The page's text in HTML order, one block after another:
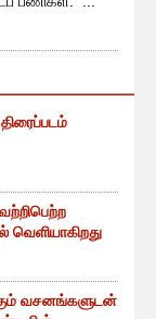
வெளியாகிறது
வசனங்களுடன்